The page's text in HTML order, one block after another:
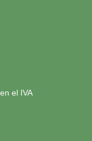
el IVA